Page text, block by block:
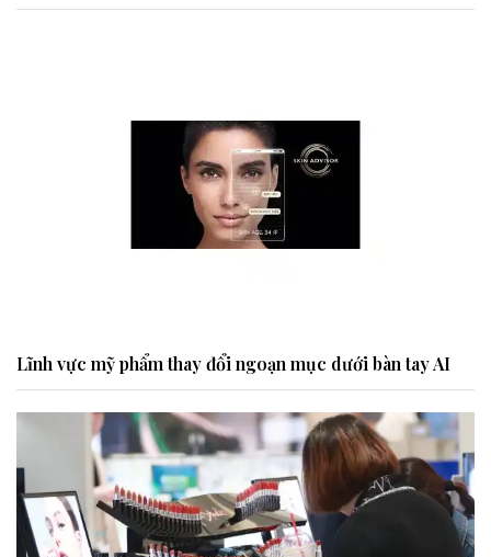
Lĩnh vực mỹ phẩm thay đổi ngoạn mục dưới bàn tay AI